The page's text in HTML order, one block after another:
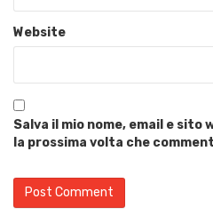
Website
Salva il mio nome, email e sito
la prossima volta che